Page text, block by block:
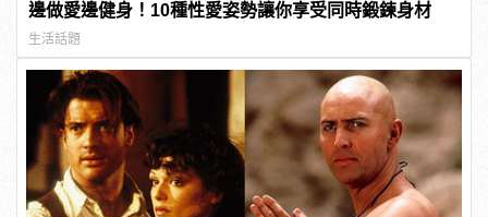
邊做愛邊健身！10種性愛姿勢讓你享受同時鍛鍊身材
生活話題